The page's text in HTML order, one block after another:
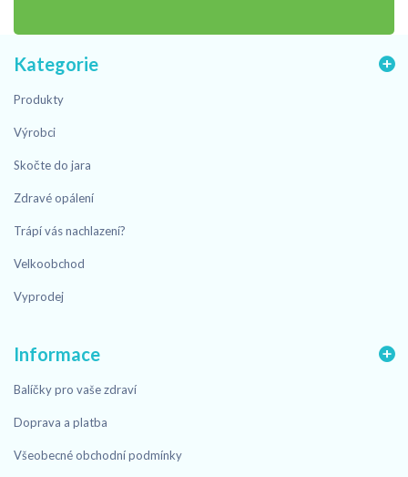
Kategorie
Produkty
Výrobci
Skočte do jara
Zdravé opálení
Trápí vás nachlazení?
Velkoobchod
Vyprodej
Informace
Balíčky pro vaše zdraví
Doprava a platba
Všeobecné obchodní podmínky